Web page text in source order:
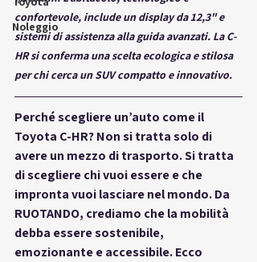
Noleggio
confortevole, include un display da 12,3" e
sistemi di assistenza alla guida avanzati. La C-
HR si conferma una scelta ecologica e stilosa
per chi cerca un SUV compatto e innovativo.
Perché scegliere un’auto come il
Toyota C-HR? Non si tratta solo di
avere un mezzo di trasporto. Si tratta
di scegliere chi vuoi essere e che
impronta vuoi lasciare nel mondo. Da
RUOTANDO, crediamo che la mobilità
debba essere sostenibile,
emozionante e accessibile. Ecco